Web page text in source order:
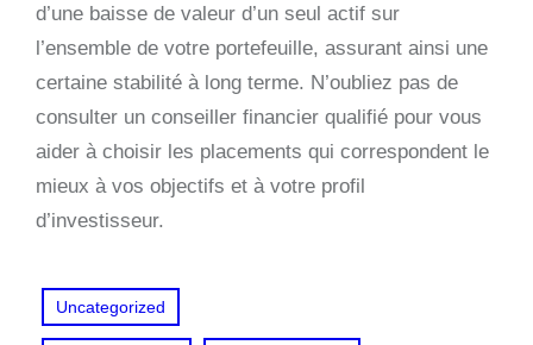
d’une baisse de valeur d’un seul actif sur
l’ensemble de votre portefeuille, assurant ainsi une
certaine stabilité à long terme. N’oubliez pas de
consulter un conseiller financier qualifié pour vous
aider à choisir les placements qui correspondent le
mieux à vos objectifs et à votre profil
d’investisseur.
Uncategorized